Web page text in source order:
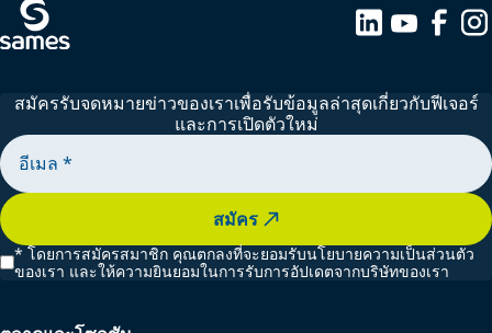
สมัครรับจดหมายข่าวของเราเพื่อรับข้อมูลล่าสุดเกี่ยวกับฟีเจอร์
และการเปิดตัวใหม่
สมัคร
* โดยการสมัครสมาชิก คุณตกลงที่จะยอมรับนโยบายความเป็นส่วนตัว
ของเรา และให้ความยินยอมในการรับการอัปเดตจากบริษัทของเรา